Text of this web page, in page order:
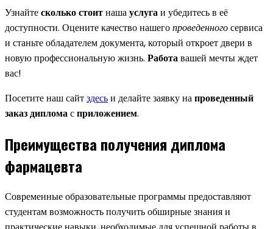
Узнайтесколько стоитнашауслугаи убедитесь в её
доступности. Оцените качество нашегопроведенногосервиса
и станьте обладателем документа, который откроет двери в
новую профессиональную жизнь. Работавашей мечты ждет
вас!
Посетите наш сайтздесьи делайте заявку напроведенный
заказ дипломасприложением.
Преимущества получения диплома
фармацевта
Современные образовательные программы предоставляют
студентам возможность получить обширные знания и